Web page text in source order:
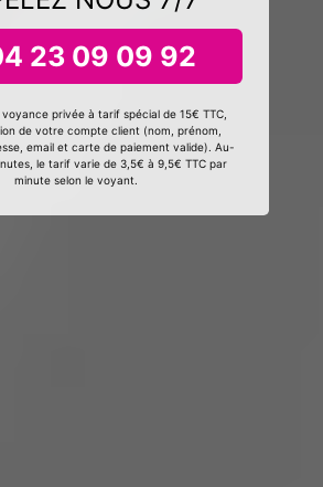
23 09 09 92
privée à tarif spécial de 15€ TTC,
de votre compte client (nom, prénom,
email et carte de paiement valide). Au-
le tarif varie de 3,5€ à 9,5€ TTC par
minute selon le voyant.